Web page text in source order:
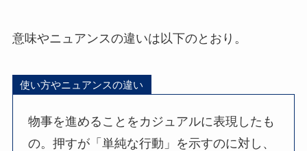
意味やニュアンスの違いは以下のとおり。
使い方やニュアンスの違い
物事を進めることをカジュアルに表現したも
の。押すが「単純な行動」を示すのに対し、